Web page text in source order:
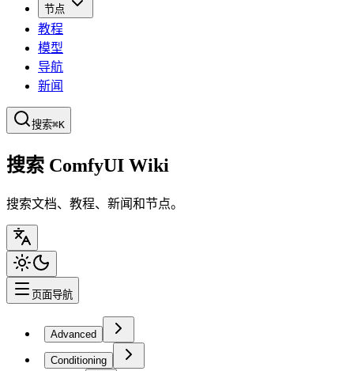
节点
教程
模型
导航
新闻
搜索⌘K
搜索 ComfyUI Wiki
搜索文档、教程、新闻和节点。
页面导航
Advanced
Conditioning